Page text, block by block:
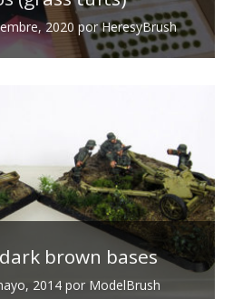
2020 porHeresyBrush
brown bases
2014 por ModelBrush